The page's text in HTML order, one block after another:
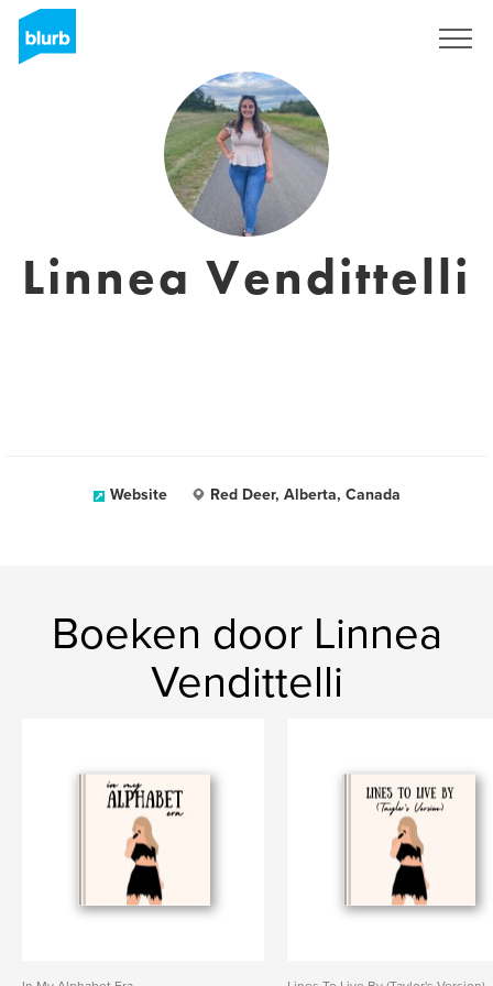
Linnea Vendittelli
Website Red Deer, Alberta, Canada
Boeken door Linnea
Vendittelli